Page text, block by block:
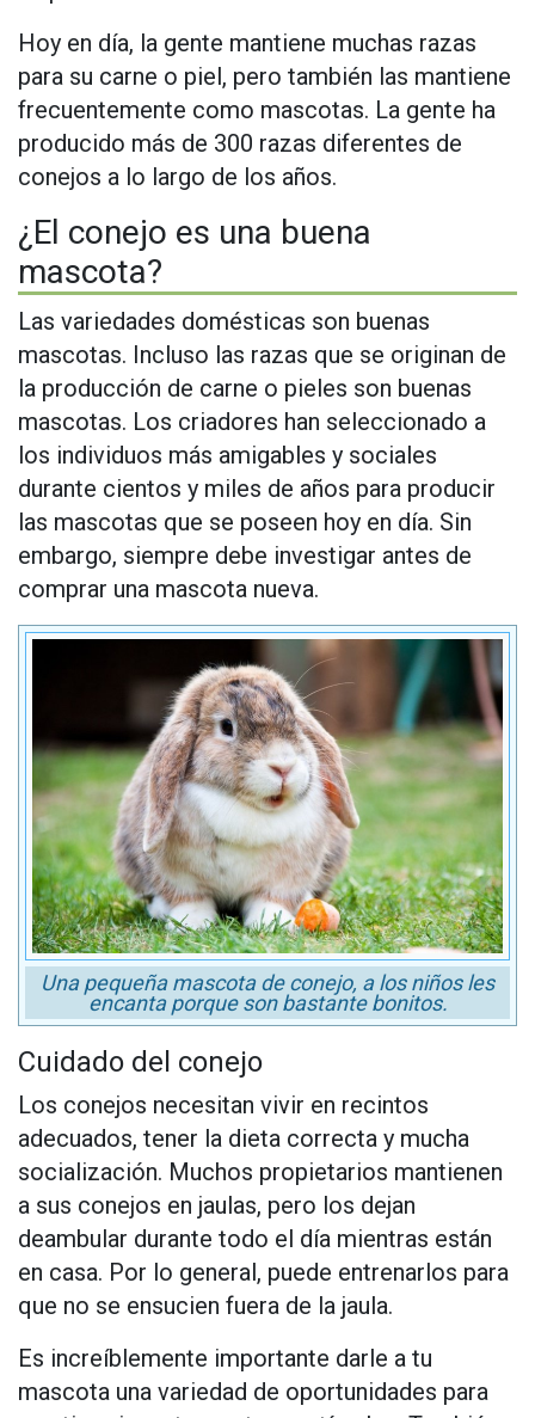
Hoy en día, la gente mantiene muchas razas
para su carne o piel, pero también las mantiene
frecuentemente como mascotas. La gente ha
producido más de 300 razas diferentes de
conejos a lo largo de los años.
¿El conejo es una buena
mascota?
Las variedades domésticas son buenas
mascotas. Incluso las razas que se originan de
la producción de carne o pieles son buenas
mascotas. Los criadores han seleccionado a
los individuos más amigables y sociales
durante cientos y miles de años para producir
las mascotas que se poseen hoy en día. Sin
embargo, siempre debe investigar antes de
comprar una mascota nueva.
Una pequeña mascota de conejo, a los niños les
encanta porque son bastante bonitos.
Cuidado del conejo
Los conejos necesitan vivir en recintos
adecuados, tener la dieta correcta y mucha
socialización. Muchos propietarios mantienen
a sus conejos en jaulas, pero los dejan
deambular durante todo el día mientras están
en casa. Por lo general, puede entrenarlos para
que no se ensucien fuera de la jaula.
Es increíblemente importante darle a tu
mascota una variedad de oportunidades para